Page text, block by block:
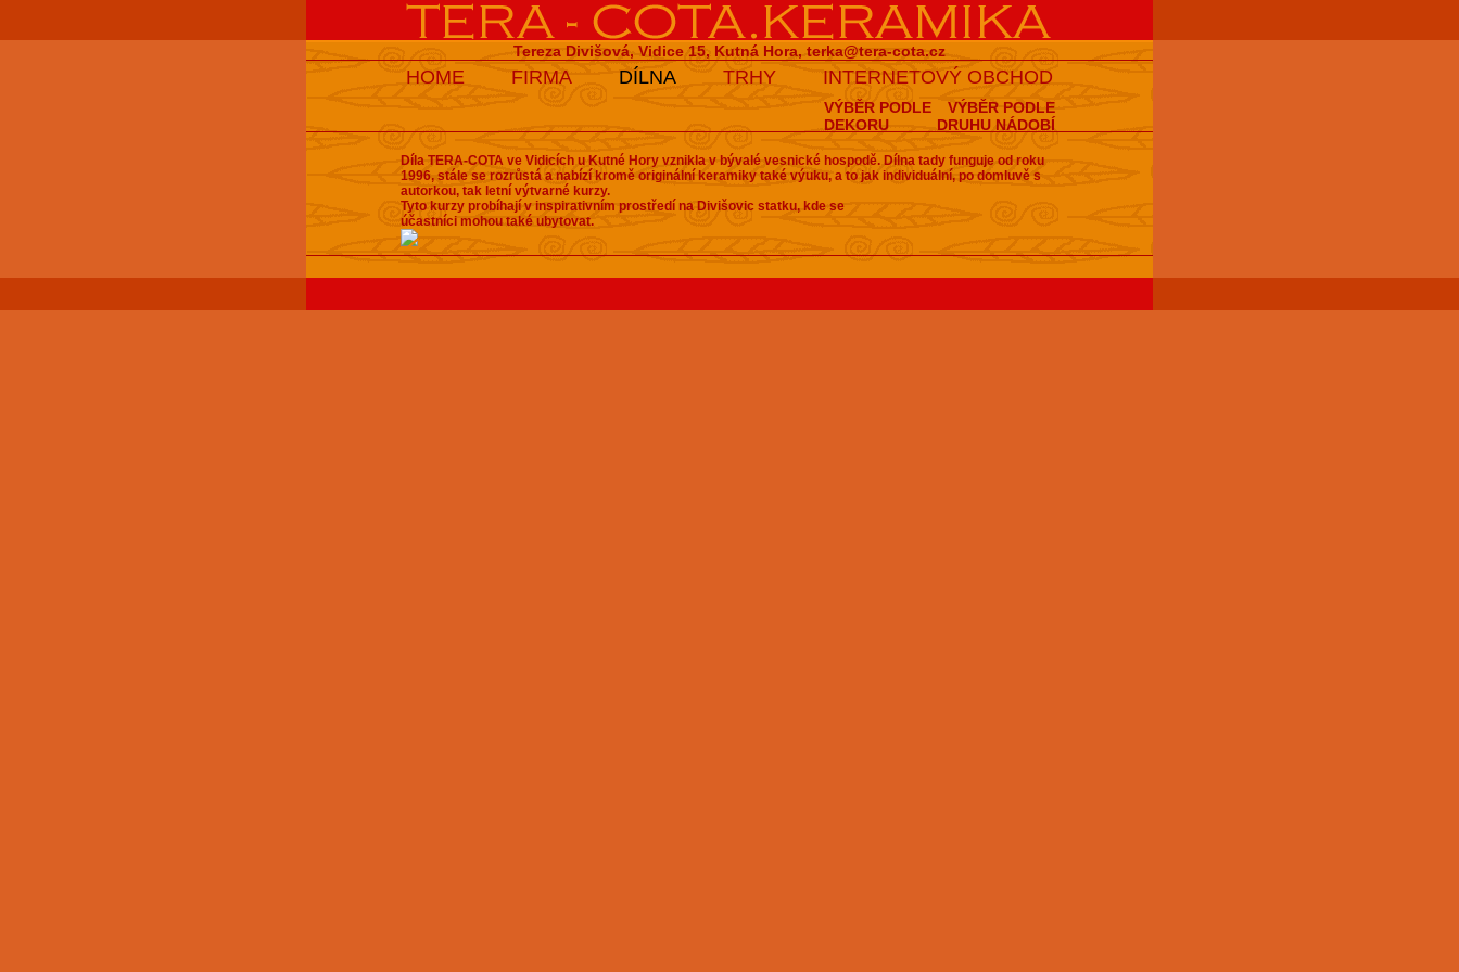
Tereza Divišová, Vidice 15, Kutná Hora, terka@tera-cota.cz
HOME FIRMA DÍLNA TRHY INTERNETOVÝ OBCHOD
VÝBĚR PODLE
DRUHU NÁDOBÍ
VÝBĚR PODLE
DEKORU
Díla TERA-COTA ve Vidicích u Kutné Hory vznikla v bývalé vesnické hospodě. Dílna tady funguje od roku
1996, stále se rozrůstá a nabízí kromě originální keramiky také výuku, a to jak individuální, po domluvě s
autorkou, tak letní výtvarné kurzy.
Tyto kurzy probíhají v inspirativním prostředí na Divišovic statku, kde se
účastníci mohou také ubytovat.